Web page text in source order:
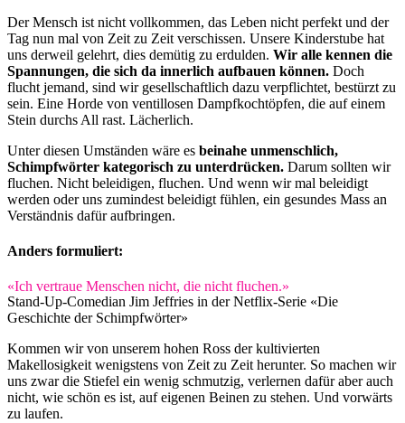
Der Mensch ist nicht vollkommen, das Leben nicht perfekt und der
Tag nun mal von Zeit zu Zeit verschissen. Unsere Kinderstube hat
uns derweil gelehrt, dies demütig zu erdulden. Wir alle kennen die
Spannungen, die sich da innerlich aufbauen können. Doch
flucht jemand, sind wir gesellschaftlich dazu verpflichtet, bestürzt zu
sein. Eine Horde von ventillosen Dampfkochtöpfen, die auf einem
Stein durchs All rast. Lächerlich.
Unter diesen Umständen wäre es beinahe unmenschlich,
Schimpfwörter kategorisch zu unterdrücken. Darum sollten wir
fluchen. Nicht beleidigen, fluchen. Und wenn wir mal beleidigt
werden oder uns zumindest beleidigt fühlen, ein gesundes Mass an
Verständnis dafür aufbringen.
Anders formuliert:
«Ich vertraue Menschen nicht, die nicht fluchen.»
Stand-Up-Comedian Jim Jeffries in der Netflix-Serie «Die
Geschichte der Schimpfwörter»
Kommen wir von unserem hohen Ross der kultivierten
Makellosigkeit wenigstens von Zeit zu Zeit herunter. So machen wir
uns zwar die Stiefel ein wenig schmutzig, verlernen dafür aber auch
nicht, wie schön es ist, auf eigenen Beinen zu stehen. Und vorwärts
zu laufen.